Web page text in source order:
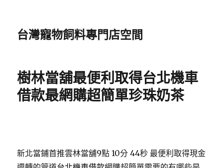
台灣寵物飼料專門店空間
樹林當舖最便利取得台北機車
借款最網購超簡單珍珠奶茶
新北當鋪首推雲林當舖9點 10分 44秒 最便利取得現金